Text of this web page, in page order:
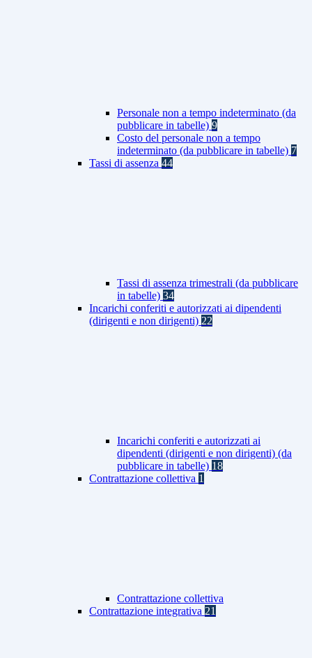
Personale non a tempo indeterminato (da
pubblicare in tabelle) 9
Costo del personale non a tempo
indeterminato (da pubblicare in tabelle) 7
Tassi di assenza 44
Tassi di assenza trimestrali (da pubblicare
in tabelle) 34
Incarichi conferiti e autorizzati ai dipendenti
(dirigenti e non dirigenti) 22
Incarichi conferiti e autorizzati ai
dipendenti (dirigenti e non dirigenti) (da
pubblicare in tabelle) 18
Contrattazione collettiva 1
Contrattazione collettiva
Contrattazione integrativa 21